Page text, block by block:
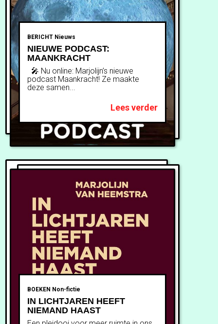
BERICHT Nieuws
NIEUWE PODCAST:
MAANKRACHT
🎤 Nu online: Marjolijn’s nieuwe
podcast Maankracht! Ze maakte
deze samen...
Lees verder
BOEKEN Non-fictie
IN LICHTJAREN HEEFT
NIEMAND HAAST